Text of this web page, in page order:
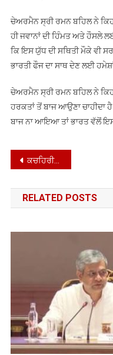
ਚੇਅਰਮੈਨ ਸ੍ਰੀ ਰਮਨ ਬਹਿਲ ਨੇ
ਹੀ ਜਵਾਨਾਂ ਦੀ ਹਿੰਮਤ ਅਤੇ ਹੌਸਲੇ
ਕਿ ਇਸ ਯੁੱਧ ਦੀ ਸਥਿਤੀ ਮੌਕੇ ਵੀ
ਭਾਰਤੀ ਫੌਜ ਦਾ ਸਾਥ ਦੇਣ ਲਈ
ਚੇਅਰਮੈਨ ਸ੍ਰੀ ਰਮਨ ਬਹਿਲ ਨੇ
ਹਰਕਤਾਂ ਤੋਂ ਬਾਜ ਆਉਣਾ ਚਾਹੀਦਾ
ਬਾਜ ਨਾ ਆਇਆ ਤਾਂ ਭਾਰਤ ਵੱਲੋਂ
Post
navigation
ਕਚਹਿਰੀਆਂ, ਫਿਰੋਜ਼ਜ਼ਿਲ੍ਹਾਪੁਰ ਅਤੇ ਸਬ ਤਹਿਸੀਲਾਂ ਜ਼ੀਰਾ, ਗੁਰੂਹਰਸਹਾਏ ਵਿੱਚ 10 ਮਈ, 2025 ਨੂੰ ਲੱਗੇਗੀ ਕੌਮੀ ਲੋਕ ਅਦਾਲਤ
RELATED POSTS